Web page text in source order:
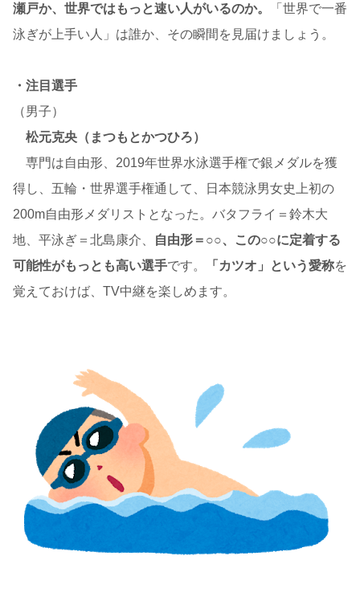
瀬戸か、世界ではもっと速い人がいるのか。
「世界で一番
泳ぎが上手い人」は誰か、その瞬間を見届けましょう。
・注目選手
（男子）
松元克央（まつもとかつひろ）
専門は自由形、2019年世界水泳選手権で銀メダルを獲
得し、五輪・世界選手権通して、日本競泳男女史上初の
200m自由形メダリストとなった。バタフライ＝鈴木大
地、平泳ぎ＝北島康介、
自由形＝○○、この○○に定着する
可能性がもっとも高い選手です。 「カツオ」という愛称を
覚えておけば、TV中継を楽しめます。